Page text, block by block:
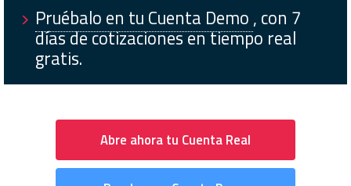
Pruébalo en tu Cuenta Demo , con 7
días de cotizaciones en tiempo real
gratis.
Abre ahora tu Cuenta Real